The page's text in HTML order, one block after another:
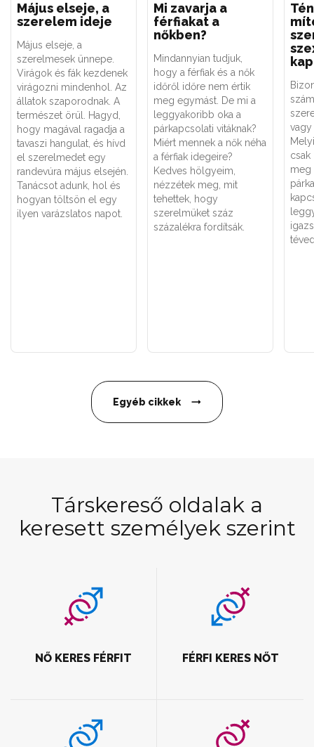
Május elseje, a
szerelem ideje
Május elseje, a
szerelmesek ünnepe.
Virágok és fák kezdenek
virágozni mindenhol. Az
állatok szaporodnak. A
természet örül. Hagyd,
hogy magával ragadja a
tavaszi hangulat, és hívd
el szerelmedet egy
randevúra május elsején.
Tanácsot adunk, hol és
hogyan töltsön el egy
ilyen varázslatos napot.
Mi zavarja a
férfiakat a
nőkben?
Mindannyian tudjuk,
hogy a férfiak és a nők
időről időre nem értik
meg egymást. De mi a
leggyakoribb oka a
párkapcsolati vitáknak?
Miért mennek a nők néha
a férfiak idegeire?
Kedves hölgyeim,
nézzétek meg, mit
tehettek, hogy
szerelmüket száz
százalékra fordítsák.
vagy
csak
meg
Egyéb cikkek
Társkereső oldalak a
keresett személyek szerint
NŐ KERES FÉRFIT FÉRFI KERES NŐT